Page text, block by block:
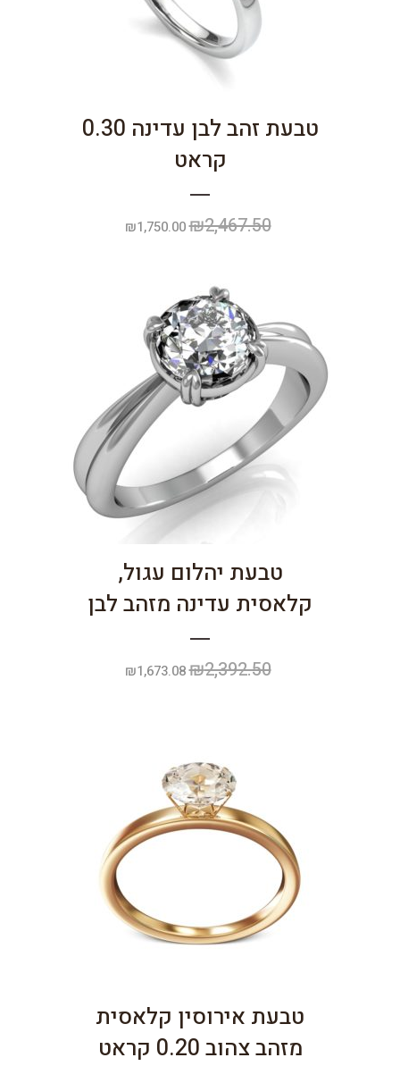
טבעת זהב לבן עדינה 0.30
קראט
₪2,467.50
המחיר
₪2,467.50.
₪1,750.00
טבעת יהלום עגול,
קלאסית עדינה מזהב לבן
₪2,392.50
המחיר
₪1,673.08
טבעת אירוסין קלאסית
מזהב צהוב 0.20 קראט